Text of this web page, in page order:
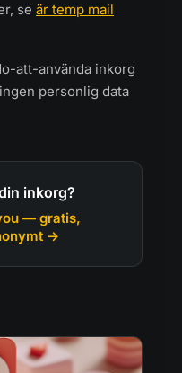
se är temp mail
att-använda inkorg
personlig data
inkorg?
— gratis,
→